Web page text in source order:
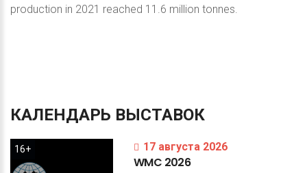
production in 2021 reached 11.6 million tonnes.
КАЛЕНДАРЬ ВЫСТАВОК
16+ 17 августа 2026
WMC 2026